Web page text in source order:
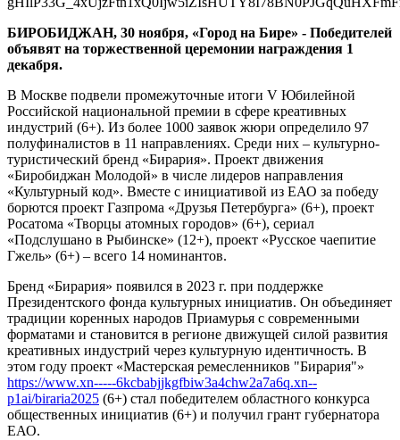
в
сфере
креативных
индустрий
БИРОБИДЖАН, 30 ноября, «Город на Бире» - Победителей
объявят на торжественной церемонии награждения 1
декабря.
В Москве подвели промежуточные итоги V Юбилейной
Российской национальной премии в сфере креативных
индустрий (6+). Из более 1000 заявок жюри определило 97
полуфиналистов в 11 направлениях. Среди них – культурно-
туристический бренд «Бирария». Проект движения
«Биробиджан Молодой» в числе лидеров направления
«Культурный код». Вместе с инициативой из ЕАО за победу
борются проект Газпрома «Друзья Петербурга» (6+), проект
Росатома «Творцы атомных городов» (6+), сериал
«Подслушано в Рыбинске» (12+), проект «Русское чаепитие
Гжель» (6+) – всего 14 номинантов.
Бренд «Бирария» появился в 2023 г. при поддержке
Президентского фонда культурных инициатив. Он объединяет
традиции коренных народов Приамурья с современными
форматами и становится в регионе движущей силой развития
креативных индустрий через культурную идентичность. В
этом году проект «Мастерская ремесленников "Бирария"»
https://www.xn-----6kcbabjjkgfbiw3a4chw2a7a6q.xn--
p1ai/biraria2025 (6+) стал победителем областного конкурса
общественных инициатив (6+) и получил грант губернатора
ЕАО.